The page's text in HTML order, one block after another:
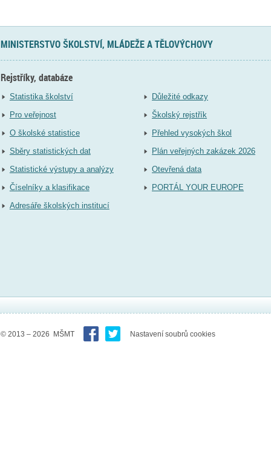
MINISTERSTVO ŠKOLSTVÍ, MLÁDEŽE A TĚLOVÝCHOVY
Rejstříky, databáze
Statistika školství
Pro veřejnost
O školské statistice
Sběry statistických dat
Statistické výstupy a analýzy
Číselníky a klasifikace
Adresáře školských institucí
Důležité odkazy
Školský rejstřík
Přehled vysokých škol
Plán veřejných zakázek 2026
Otevřená data
PORTÁL YOUR EUROPE
© 2013 – 2026 MŠMT Nastavení soubrů cookies